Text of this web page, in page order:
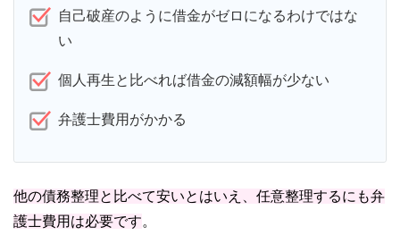
自己破産のように借金がゼロになるわけではな
い
個人再生と比べれば借金の減額幅が少ない
弁護士費用がかかる
他の債務整理と比べて安いとはいえ、任意整理するにも弁
護士費用は必要です。